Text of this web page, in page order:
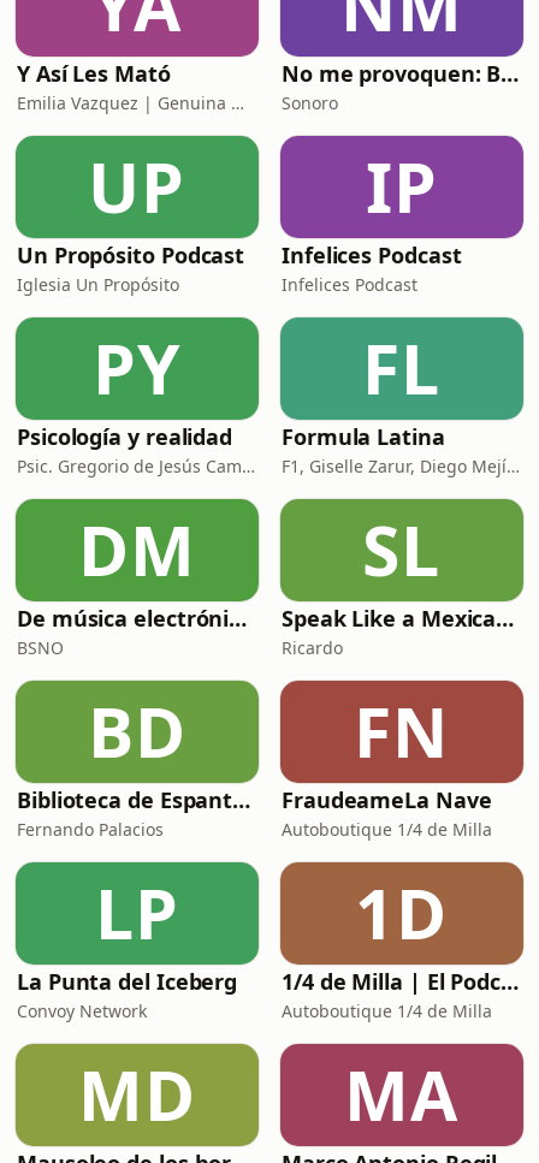
Y Así Les Mató
Emilia Vazquez | Genuina Media
No me provoquen: Breaking The Palace
Sonoro
UP
Un Propósito Podcast
Iglesia Un Propósito
IP
Infelices Podcast
Infelices Podcast
PY
Psicología y realidad
Psic. Gregorio de Jesús Camacho
FL
Formula Latina
F1, Giselle Zarur, Diego Mejía, Christian González Rouco y Juan Fossaroli
DM
De música electrónica con BSNO
BSNO
SL
Speak Like a Mexican - Mexican Spanish Podcast
Ricardo
BD
Biblioteca de Espantos por Fernando Palacios
Fernando Palacios
FN
FraudeameLa Nave
Autoboutique 1/4 de Milla
LP
La Punta del Iceberg
Convoy Network
1D
1/4 de Milla | El Podcast de Autos
Autoboutique 1/4 de Milla
MD MA